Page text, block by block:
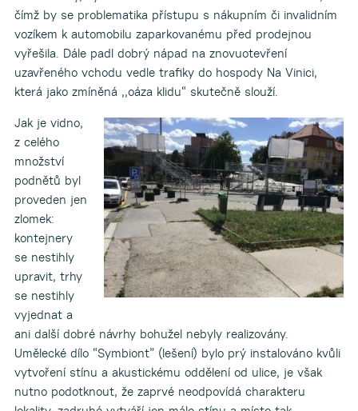
čímž by se problematika přístupu s nákupním či invalidním
vozíkem k automobilu zaparkovanému před prodejnou
vyřešila. Dále padl dobrý nápad na znovuotevření
uzavřeného vchodu vedle trafiky do hospody Na Vinici,
která jako zmíněná ,,oáza klidu“ skutečně slouží.
Jak je vidno,
z celého
množství
podnětů byl
proveden jen
zlomek:
kontejnery
se nestihly
upravit, trhy
se nestihly
vyjednat a
ani další dobré návrhy bohužel nebyly realizovány.
Umělecké dílo “Symbiont” (lešení) bylo prý instalováno kvůli
vytvoření stínu a akustickému oddělení od ulice, je však
nutno podotknout, že zaprvé neodpovídá charakteru